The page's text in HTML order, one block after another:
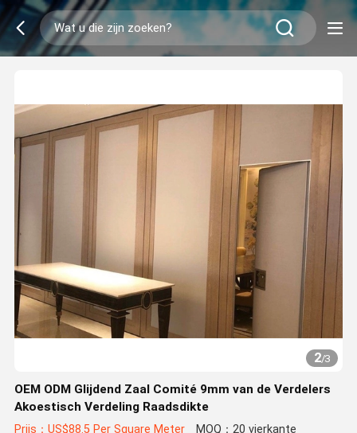
2/3
OEM ODM Glijdend Zaal Comité 9mm van de Verdelers
Akoestisch Verdeling Raadsdikte
Prijs：US$88.5 Per Square Meter MOQ：20 vierkante